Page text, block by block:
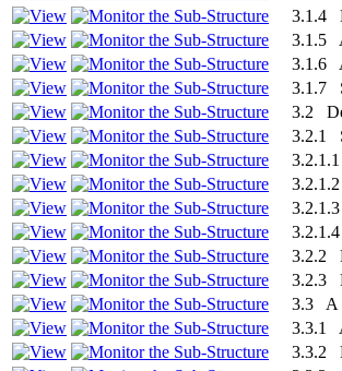
3.1.4
3.1.5
3.1.6
3.1.7
3.2
3.2.1
3.2.2
3.2.3
3.3 A
3.3.1
3.3.2